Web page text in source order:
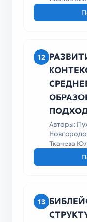
12
Авторы:
Ткачева
13